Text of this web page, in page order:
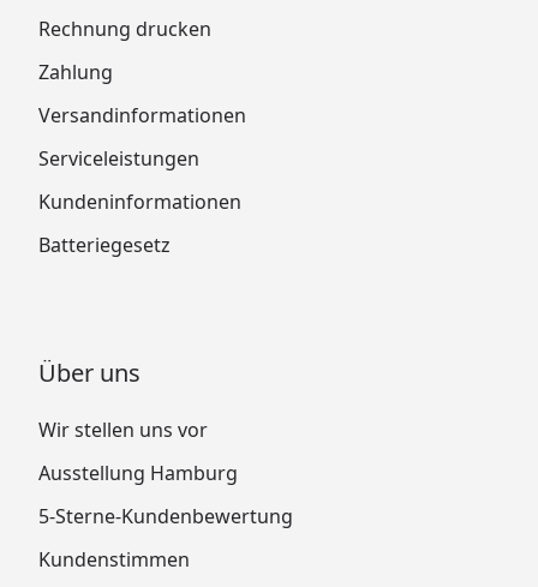
Rechnung drucken
Zahlung
Versandinformationen
Serviceleistungen
Kundeninformationen
Batteriegesetz
Über uns
Wir stellen uns vor
Ausstellung Hamburg
5-Sterne-Kundenbewertung
Kundenstimmen